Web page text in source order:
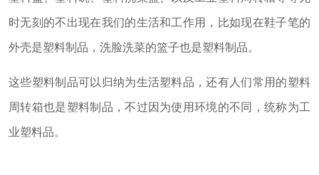
时无刻的不出现在我们的生活和工作用，比如现在鞋子笔的
外壳是塑料制品，洗脸洗菜的篮子也是塑料制品。
这些塑料制品可以归纳为生活塑料品，还有人们常用的塑料
周转箱也是塑料制品，不过因为使用环境的不同，统称为工
业塑料品。